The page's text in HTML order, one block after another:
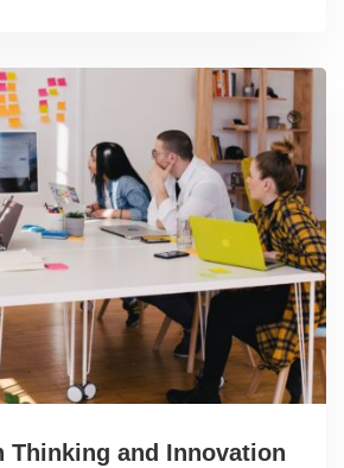
Thinking and Innovation